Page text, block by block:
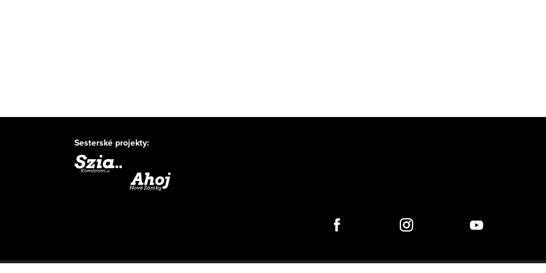
Sesterské projekty: